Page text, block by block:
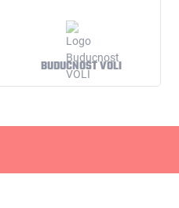
BUDUCNOST VOLI